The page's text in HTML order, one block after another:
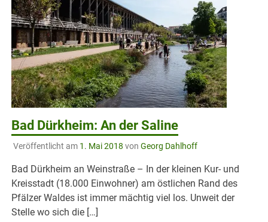
Bad Dürkheim: An der Saline
Veröffentlicht am 1. Mai 2018 von Georg Dahlhoff
Bad Dürkheim an Weinstraße – In der kleinen Kur- und
Kreisstadt (18.000 Einwohner) am östlichen Rand des
Pfälzer Waldes ist immer mächtig viel los. Unweit der
Stelle wo sich die […]